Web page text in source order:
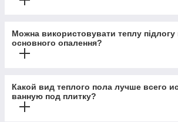
Можна використовувати теплу підлогу
основного опалення?
Какой вид теплого пола лучше всего
ванную под плитку?